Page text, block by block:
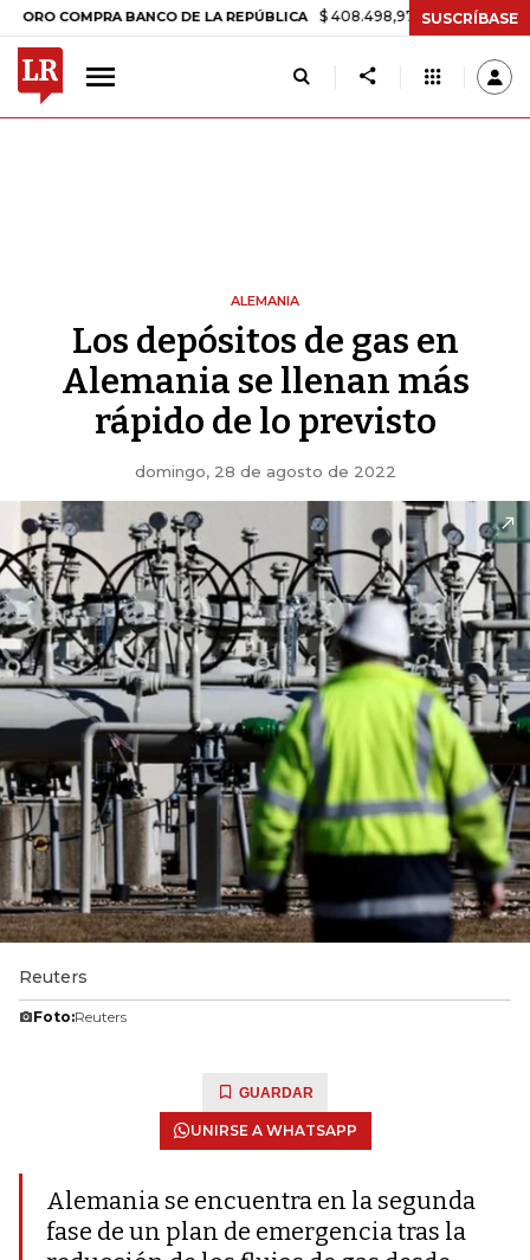
BANCO DE LA REPÚBLICA $ 408.498,97 +$ 8.753,81 +2,19%
SUSCRÍBASE
ALEMANIA
Los depósitos de gas en
Alemania se llenan más
rápido de lo previsto
domingo, 28 de agosto de 2022
Reuters
Foto:Reuters
GUARDAR
UNIRSE A WHATSAPP
Alemania se encuentra en la segunda
fase de un plan de emergencia tras la